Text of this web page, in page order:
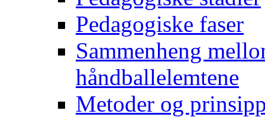
Pedagogiske faser
Sammenheng
håndballelemtene
Metoder og